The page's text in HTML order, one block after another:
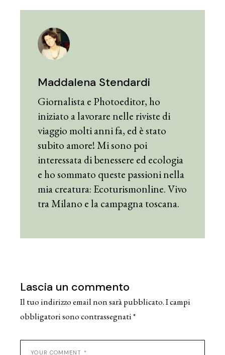
Maddalena Stendardi
Giornalista e Photoeditor, ho
iniziato a lavorare nelle riviste di
viaggio molti anni fa, ed è stato
subito amore! Mi sono poi
interessata di benessere ed ecologia
e ho sommato queste passioni nella
mia creatura: Ecoturismonline. Vivo
tra Milano e la campagna toscana.
Lascia un commento
Il tuo indirizzo email non sarà pubblicato.I campi
obbligatori sono contrassegnati*